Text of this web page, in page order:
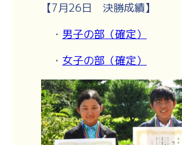
【7月26日 決勝成績】
・ 男子の部（確定）
・ 女子の部（確定）